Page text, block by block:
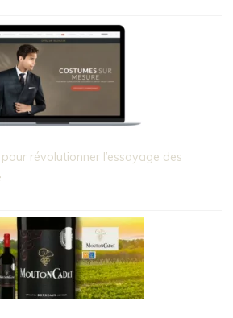
révolutionner l’essayage des